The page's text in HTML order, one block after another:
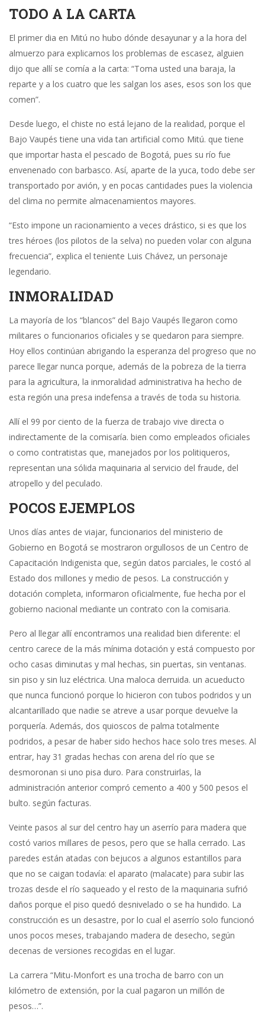
TODO A LA CARTA
El primer dia en Mitú no hubo dónde desayunar y a la hora del
almuerzo para explicarnos los problemas de escasez, alguien
dijo que allí se comía a la carta: “Toma usted una baraja, la
reparte y a los cuatro que les salgan los ases, esos son los que
comen”.
Desde luego, el chiste no está lejano de la realidad, porque el
Bajo Vaupés tiene una vida tan artificial como Mitú. que tiene
que importar hasta el pescado de Bogotá, pues su río fue
envenenado con barbasco. Así, aparte de la yuca, todo debe ser
transportado por avión, y en pocas cantidades pues la violencia
del clima no permite almacenamientos mayores.
“Esto impone un racionamiento a veces drástico, si es que los
tres héroes (los pilotos de la selva) no pueden volar con alguna
frecuencia”, explica el teniente Luis Chávez, un personaje
legendario.
INMORALIDAD
La mayoría de los “blancos” del Bajo Vaupés llegaron como
militares o funcionarios oficiales y se quedaron para siempre.
Hoy ellos continúan abrigando la esperanza del progreso que no
parece llegar nunca porque, además de la pobreza de la tierra
para la agricultura, la inmoralidad administrativa ha hecho de
esta región una presa indefensa a través de toda su historia.
Allí el 99 por ciento de la fuerza de trabajo vive directa o
indirectamente de la comisaría. bien como empleados oficiales
o como contratistas que, manejados por los politiqueros,
representan una sólida maquinaria al servicio del fraude, del
atropello y del peculado.
POCOS EJEMPLOS
Unos días antes de viajar, funcionarios del ministerio de
Gobierno en Bogotá se mostraron orgullosos de un Centro de
Capacitación Indigenista que, según datos parciales, le costó al
Estado dos millones y medio de pesos. La construcción y
dotación completa, informaron oficialmente, fue hecha por el
gobierno nacional mediante un contrato con la comisaria.
Pero al llegar allí encontramos una realidad bien diferente: el
centro carece de la más mínima dotación y está compuesto por
ocho casas diminutas y mal hechas, sin puertas, sin ventanas.
sin piso y sin luz eléctrica. Una maloca derruida. un acueducto
que nunca funcionó porque lo hicieron con tubos podridos y un
alcantarillado que nadie se atreve a usar porque devuelve la
porquería. Además, dos quioscos de palma totalmente
podridos, a pesar de haber sido hechos hace solo tres meses. Al
entrar, hay 31 gradas hechas con arena del río que se
desmoronan si uno pisa duro. Para construirlas, la
administración anterior compró cemento a 400 y 500 pesos el
bulto. según facturas.
Veinte pasos al sur del centro hay un aserrío para madera que
costó varios millares de pesos, pero que se halla cerrado. Las
paredes están atadas con bejucos a algunos estantillos para
que no se caigan todavía: el aparato (malacate) para subir las
trozas desde el río saqueado y el resto de la maquinaria sufrió
daños porque el piso quedó desnivelado o se ha hundido. La
construcción es un desastre, por lo cual el aserrío solo funcionó
unos pocos meses, trabajando madera de desecho, según
decenas de versiones recogidas en el lugar.
La carrera “Mitu-Monfort es una trocha de barro con un
kilómetro de extensión, por la cual pagaron un millón de
pesos…”.